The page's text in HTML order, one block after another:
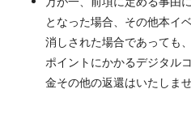
となった場合、その他本イ
消しされた場合であっても
ポイントにかかるデジタル
金その他の返還はいたしま